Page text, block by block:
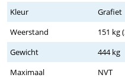
Kleur
Grafiet
Weerstand
151 kg
Gewicht
444 kg
Maximaal
NVT